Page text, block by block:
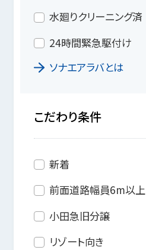
水廻りクリーニング済
24時間緊急駆付け
ソナエアラバとは
こだわり条件
新着
前面道路幅員6m以上
小田急旧分譲
リゾート向き